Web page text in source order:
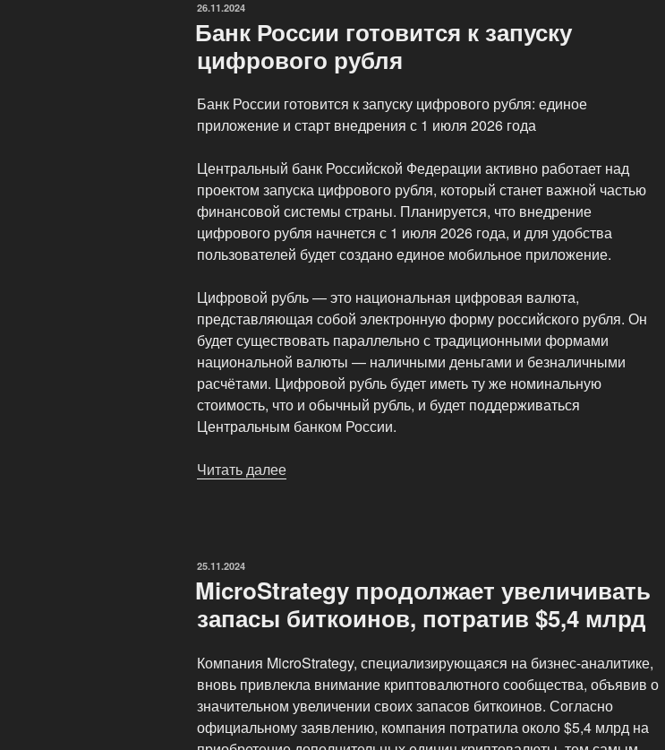
ОПУБЛИКОВАНО
26.11.2024
Банк России готовится к запуску
цифрового рубля
Банк России готовится к запуску цифрового рубля: единое
приложение и старт внедрения с 1 июля 2026 года
Центральный банк Российской Федерации активно работает над
проектом запуска цифрового рубля, который станет важной частью
финансовой системы страны. Планируется, что внедрение
цифрового рубля начнется с 1 июля 2026 года, и для удобства
пользователей будет создано единое мобильное приложение.
Цифровой рубль — это национальная цифровая валюта,
представляющая собой электронную форму российского рубля. Он
будет существовать параллельно с традиционными формами
национальной валюты — наличными деньгами и безналичными
расчётами. Цифровой рубль будет иметь ту же номинальную
стоимость, что и обычный рубль, и будет поддерживаться
Центральным банком России.
Читать далее
рубля»
ОПУБЛИКОВАНО
25.11.2024
MicroStrategy продолжает увеличивать
запасы биткоинов, потратив $5,4 млрд
Компания MicroStrategy, специализирующаяся на бизнес-аналитике,
вновь привлекла внимание криптовалютного сообщества, объявив о
значительном увеличении своих запасов биткоинов. Согласно
официальному заявлению, компания потратила около $5,4 млрд на